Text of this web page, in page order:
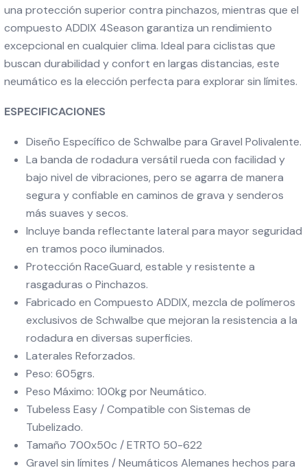
una protección superior contra pinchazos, mientras que el
compuesto ADDIX 4Season garantiza un rendimiento
excepcional en cualquier clima. Ideal para ciclistas que
buscan durabilidad y confort en largas distancias, este
neumático es la elección perfecta para explorar sin límites.
ESPECIFICACIONES
Diseño Específico de Schwalbe para Gravel Polivalente.
La banda de rodadura versátil rueda con facilidad y
bajo nivel de vibraciones, pero se agarra de manera
segura y confiable en caminos de grava y senderos
más suaves y secos.
Incluye banda reflectante lateral para mayor seguridad
en tramos poco iluminados.
Protección RaceGuard, estable y resistente a
rasgaduras o Pinchazos.
Fabricado en Compuesto ADDIX, mezcla de polímeros
exclusivos de Schwalbe que mejoran la resistencia a la
rodadura en diversas superficies.
Laterales Reforzados.
Peso: 605grs.
Peso Máximo: 100kg por Neumático.
Tubeless Easy / Compatible con Sistemas de
Tubelizado.
Tamaño 700x50c / ETRTO 50-622
Gravel sin límites / Neumáticos Alemanes hechos para